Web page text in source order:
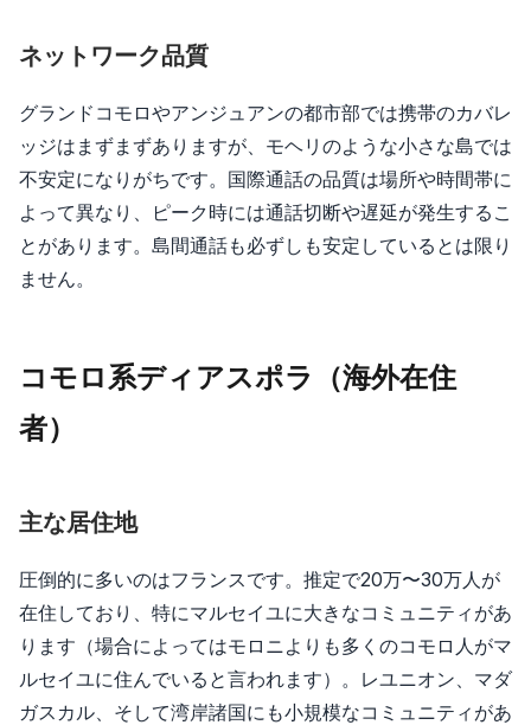
ネットワーク品質
グランドコモロやアンジュアンの都市部では携帯のカバレ
ッジはまずまずありますが、モヘリのような小さな島では
不安定になりがちです。国際通話の品質は場所や時間帯に
よって異なり、ピーク時には通話切断や遅延が発生するこ
とがあります。島間通話も必ずしも安定しているとは限り
ません。
コモロ系ディアスポラ（海外在住
者）
主な居住地
圧倒的に多いのはフランスです。推定で20万〜30万人が
在住しており、特にマルセイユに大きなコミュニティがあ
ります（場合によってはモロニよりも多くのコモロ人がマ
ルセイユに住んでいると言われます）。レユニオン、マダ
ガスカル、そして湾岸諸国にも小規模なコミュニティがあ